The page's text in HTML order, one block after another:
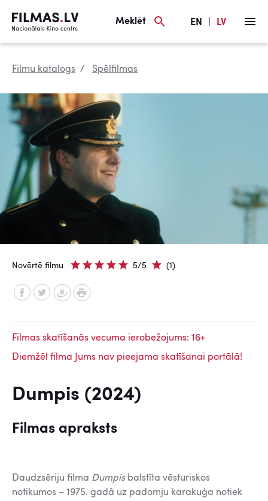
Meklēt EN LV
Filmu katalogs Spēlfilmas
Novērtē filmu 5/5 (1)
Filmas skatīšanās vecuma ierobežojums: 16+
Diemžēl filma Jums nav pieejama skatīšanai portālā!
Dumpis (2024)
Filmas apraksts
Daudzsēriju filma Dumpis balstīta vēsturiskos
notikumos – 1975. gadā uz padomju karakuģa notiek